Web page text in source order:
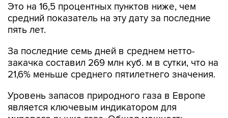
Это на 16,5 процентных пунктов ниже, чем
средний показатель на эту дату за последние
пять лет.
За последние семь дней в среднем нетто-
закачка составил 269 млн куб. м в сутки, что на
21,6% меньше среднего пятилетнего значения.
Уровень запасов природного газа в Европе
является ключевым индикатором для